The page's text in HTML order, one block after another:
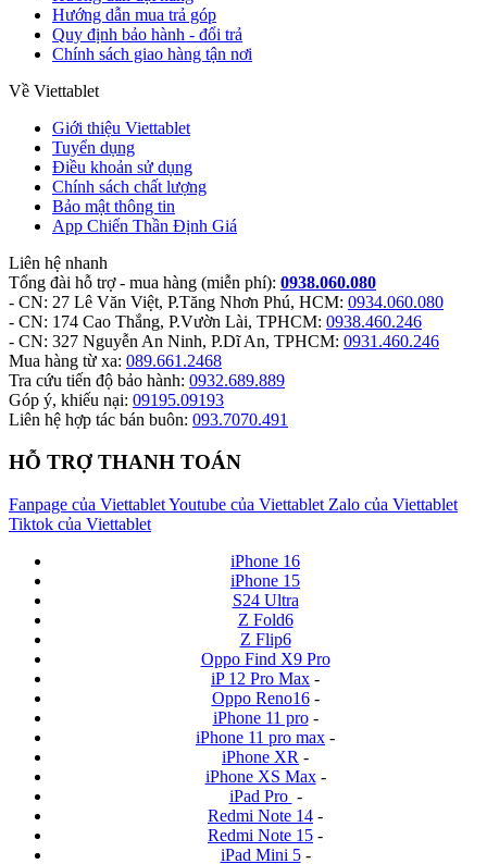
Hướng dẫn mua trả góp
Quy định bảo hành - đổi trả
Chính sách giao hàng tận nơi
Về Viettablet
Giới thiệu Viettablet
Tuyển dụng
Điều khoản sử dụng
Chính sách chất lượng
Bảo mật thông tin
App Chiến Thần Định Giá
Liên hệ nhanh
Tổng đài hỗ trợ - mua hàng (miễn phí): 0938.060.080
- CN: 27 Lê Văn Việt, P.Tăng Nhơn Phú, HCM: 0934.060.080
- CN: 174 Cao Thắng, P.Vườn Lài, TPHCM: 0938.460.246
- CN: 327 Nguyễn An Ninh, P.Dĩ An, TPHCM: 0931.460.246
Mua hàng từ xa: 089.661.2468
Tra cứu tiến độ bảo hành: 0932.689.889
Góp ý, khiếu nại: 09195.09193
Liên hệ hợp tác bán buôn: 093.7070.491
HỖ TRỢ THANH TOÁN
Fanpage của ViettabletYoutube của Viettablet Zalo của Viettablet
Tiktok của Viettablet
iPhone 16
iPhone 15
S24 Ultra
Z Fold6
Z Flip6
Oppo Find X9 Pro
iP 12 Pro Max -
Oppo Reno16-
iPhone 11 pro-
iPhone 11 pro max -
iPhone XR -
iPhone XS Max-
iPad Pro -
Redmi Note 14 -
Redmi Note 15 -
iPad Mini 5-